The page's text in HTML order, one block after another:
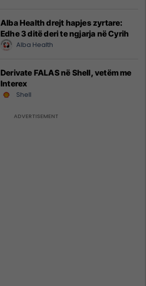
Alba Health drejt hapjes zyrtare:
Edhe 3 ditë deri te ngjarja në Cyrih
Alba Health
Derivate FALAS në Shell, vetëm me
Interex
Shell